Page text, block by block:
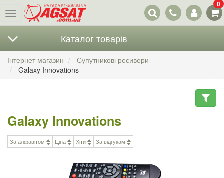
Меню
Наші
контакти
0
Каталог товарів
Інтернет магазин
Супутникові ресивери
Galaxy Innovations
Galaxy Innovations
За алфавітом Ціна Хіти За відгукам